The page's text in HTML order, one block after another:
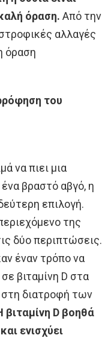
όραση. Από την
αλλαγές
όραση
του
να πιει μια
βραστό αβγό, η
επιλογή.
της
δύο περιπτώσεις.
έναν τρόπο να
βιταμίνη D στα
διατροφή των
βιταμίνη D βοηθά
ενισχύει